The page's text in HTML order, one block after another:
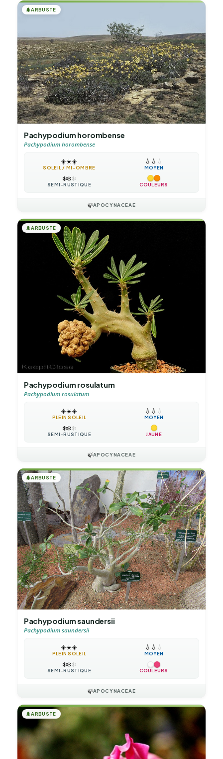
🌲ARBUSTE
Pachypodium horombense
Pachypodium horombense
☀️☀️☀️
SOLEIL / MI-OMBRE
💧 💧 💧
MOYEN
❄️❄️❄️
SEMI-RUSTIQUE COULEURS
🍃APOCYNACEAE
🌲ARBUSTE
Pachypodium rosulatum
Pachypodium rosulatum
☀️☀️☀️
PLEIN SOLEIL
💧 💧 💧
MOYEN
❄️❄️❄️
SEMI-RUSTIQUE JAUNE
🍃APOCYNACEAE
🌲ARBUSTE
Pachypodium saundersii
Pachypodium saundersii
☀️☀️☀️
PLEIN SOLEIL
💧 💧 💧
MOYEN
❄️❄️❄️
SEMI-RUSTIQUE COULEURS
🍃APOCYNACEAE
🌲ARBUSTE